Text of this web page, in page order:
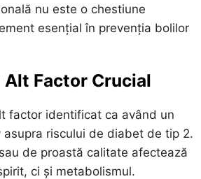
nu este o chestiune
esențial în prevenția bolilor
Alt Factor Crucial
factor identificat ca având un
riscului de diabet de tip 2.
de proastă calitate afectează
ci și metabolismul.